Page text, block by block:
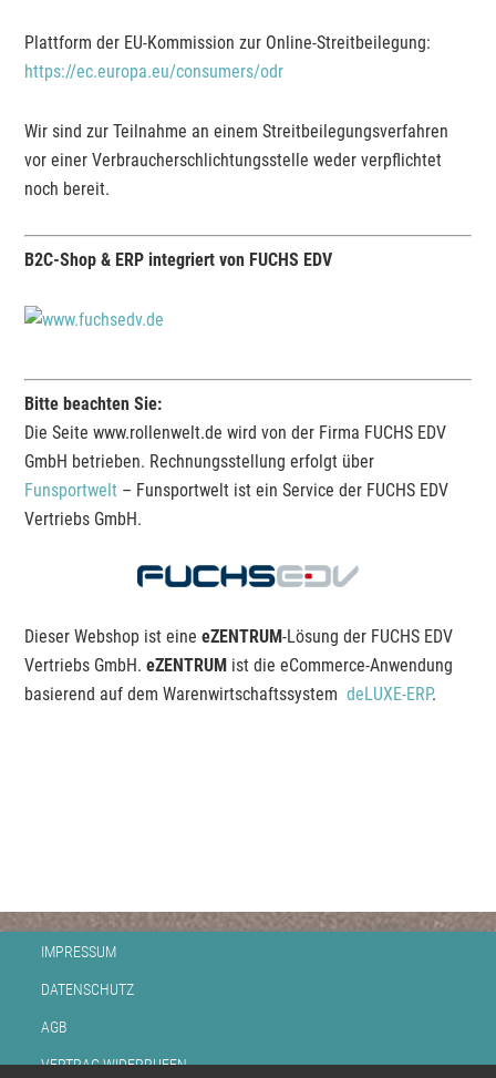
Plattform der EU-Kommission zur Online-Streitbeilegung:
https://ec.europa.eu/consumers/odr
Wir sind zur Teilnahme an einem Streitbeilegungsverfahren
vor einer Verbraucherschlichtungsstelle weder verpflichtet
noch bereit.
B2C-Shop & ERP integriert von FUCHS EDV
Bitte beachten Sie:
Die Seite www.rollenwelt.de wird von der Firma FUCHS EDV
GmbH betrieben. Rechnungsstellung erfolgt über
Funsportwelt – Funsportwelt ist ein Service der FUCHS EDV
Vertriebs GmbH.
Dieser Webshop ist eineeZENTRUM-Lösung der FUCHS EDV
Vertriebs GmbH.eZENTRUM ist die eCommerce-Anwendung
basierend auf dem WarenwirtschaftssystemdeLUXE-ERP.
IMPRESSUM
DATENSCHUTZ
AGB
VERTRAG WIDERRUFEN